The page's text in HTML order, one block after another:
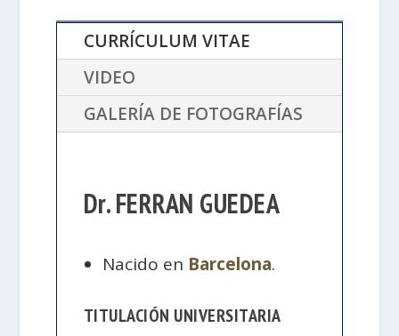
CURRÍCULUM VITAE
VIDEO
GALERÍA DE FOTOGRAFÍAS
Dr. FERRAN GUEDEA
Nacido en Barcelona.
TITULACIÓN UNIVERSITARIA